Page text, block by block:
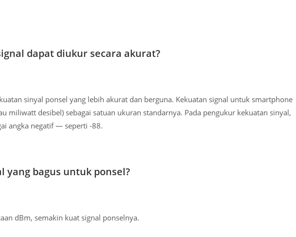
dapat diukur secara akurat?
sinyal ponsel yang lebih akurat dan berguna. Kekuatan signal untuk smartphone
miliwatt desibel) sebagai satuan ukuran standarnya. Pada pengukur kekuatan sinyal,
angka negatif — seperti -88.
yang bagus untuk ponsel?
dBm, semakin kuat signal ponselnya.